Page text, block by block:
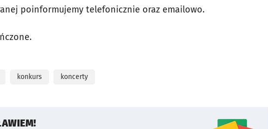
poinformujemy telefonicznie oraz emailowo.
konkurs koncerty